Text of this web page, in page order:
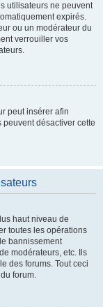
utilisateurs ne peuvent
expirés.
ou un modérateur du
verrouiller vos
peut insérer afin
peuvent désactiver cette
haut niveau de
toutes les opérations
bannissement
modérateurs, etc. Ils
des forums. Tout ceci
forum.